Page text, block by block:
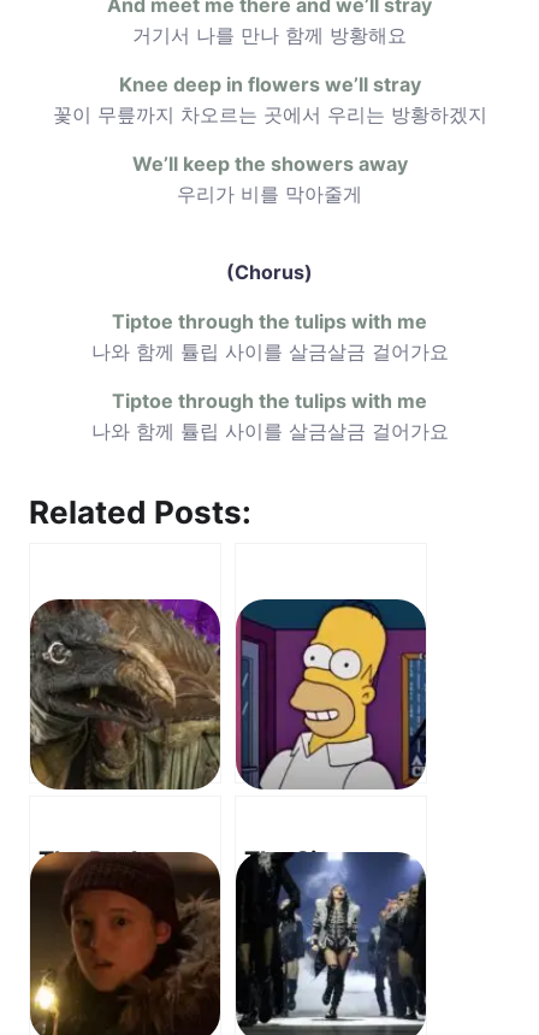
거기서 나를 만나 함께 방황해요
Knee deep in flowers we’ll stray
꽃이 무릎까지 차오르는 곳에서 우리는 방황하겠지
We’ll keep the showers away
우리가 비를 막아줄게
(Chorus)
Tiptoe through the tulips with me
나와 함께 튤립 사이를 살금살금 걸어가요
Tiptoe through the tulips with me
나와 함께 튤립 사이를 살금살금 걸어가요
Related Posts:
The Dark
Crystal: Age of
Resistance
OST – The
Dark Crystal:
Age of
The Simpsons
– You’re Gonna
Be Okay (OST)
– 괜찮아질 거야
(OST)